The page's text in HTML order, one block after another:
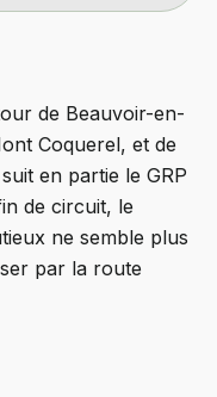
de Beauvoir-en-
Coquerel, et de
en partie le GRP
de circuit, le
ne semble plus
par la route